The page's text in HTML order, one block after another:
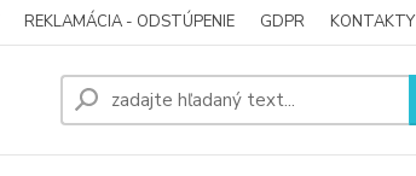
REKLAMÁCIA - ODSTÚPENIE GDPR KONTAKTY